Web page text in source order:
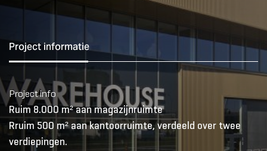
Project informatie
Project info
Ruim 8.000 m² aan magazijnruimte
Rruim 500 m² aan kantoorruimte, verdeeld over twee
verdiepingen.